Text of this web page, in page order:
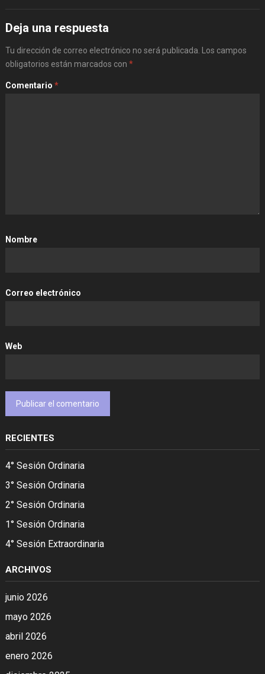
Deja una respuesta
Tu dirección de correo electrónico no será publicada. Los campos
obligatorios están marcados con *
Comentario *
Nombre
Correo electrónico
Web
RECIENTES
4° Sesión Ordinaria
3° Sesión Ordinaria
2° Sesión Ordinaria
1° Sesión Ordinaria
4° Sesión Extraordinaria
ARCHIVOS
junio 2026
mayo 2026
abril 2026
enero 2026